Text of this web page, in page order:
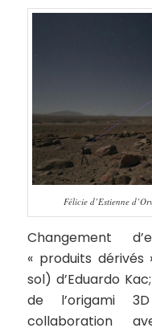
Félicie d’Estienne
Changement
« produits dérivés
sol) d’Eduardo
de l’origami
collaboration